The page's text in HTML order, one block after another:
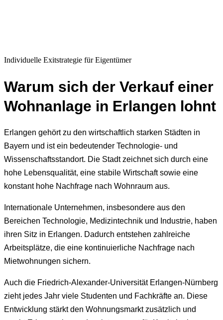
Individuelle Exitstrategie für Eigentümer
Warum sich der Verkauf einer
Wohnanlage in Erlangen lohnt
Erlangen gehört zu den wirtschaftlich starken Städten in
Bayern und ist ein bedeutender Technologie- und
Wissenschaftsstandort. Die Stadt zeichnet sich durch eine
hohe Lebensqualität, eine stabile Wirtschaft sowie eine
konstant hohe Nachfrage nach Wohnraum aus.
Internationale Unternehmen, insbesondere aus den
Bereichen Technologie, Medizintechnik und Industrie, haben
ihren Sitz in Erlangen. Dadurch entstehen zahlreiche
Arbeitsplätze, die eine kontinuierliche Nachfrage nach
Mietwohnungen sichern.
Auch die Friedrich-Alexander-Universität Erlangen-Nürnberg
zieht jedes Jahr viele Studenten und Fachkräfte an. Diese
Entwicklung stärkt den Wohnungsmarkt zusätzlich und